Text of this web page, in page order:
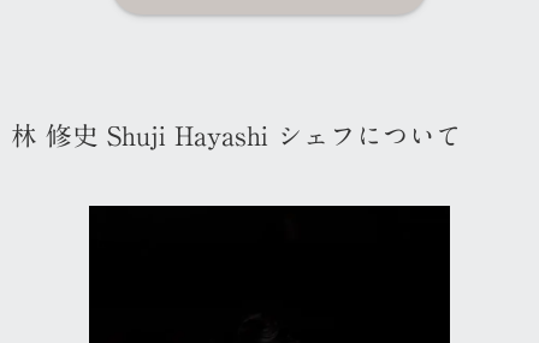
林 修史 Shuji Hayashi シェフについて